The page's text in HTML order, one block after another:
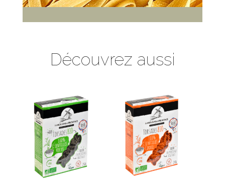
Découvrez aussi